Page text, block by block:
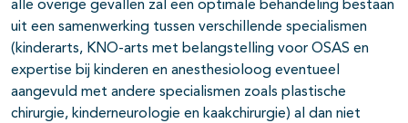
alle overige gevallen zal een optimale behandeling bestaan
uit een samenwerking tussen verschillende specialismen
(kinderarts, KNO-arts met belangstelling voor OSAS en
expertise bij kinderen en anesthesioloog eventueel
aangevuld met andere specialismen zoals plastische
chirurgie, kinderneurologie en kaakchirurgie) al dan niet